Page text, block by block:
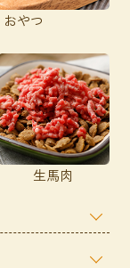
おやつ
生馬肉